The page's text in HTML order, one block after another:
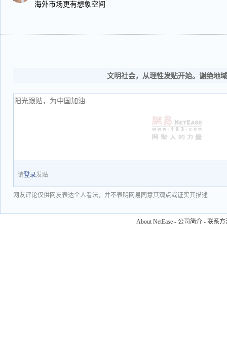
海外市场更有想象空间
文明社会，从理性发贴开始。谢绝地
请登录发贴
网友评论仅供网友表达个人看法，并不表明网易同意其观点或证实其描述
About NetEase - 公司简介 - 联系方